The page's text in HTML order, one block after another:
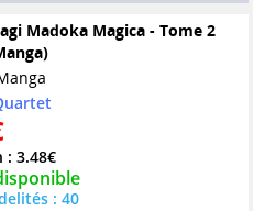
Madoka Magica - Tome 2
: 3.48€
: 40